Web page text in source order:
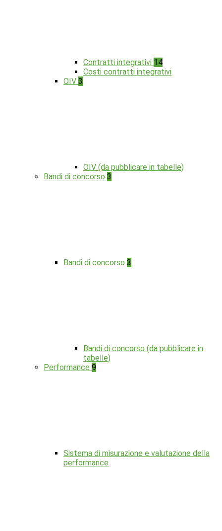
Contratti integrativi 14
Costi contratti integrativi
OIV 3
OIV (da pubblicare in tabelle)
Bandi di concorso 3
Bandi di concorso 3
Bandi di concorso (da pubblicare in
tabelle)
Performance 9
Sistema di misurazione e valutazione della
performance